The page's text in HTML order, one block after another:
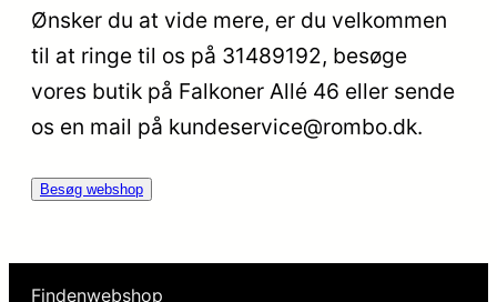
Ønsker du at vide mere, er du velkommen
til at ringe til os på 31489192, besøge
vores butik på Falkoner Allé 46 eller sende
os en mail på kundeservice@rombo.dk.
Besøg webshop
Findenwebshop